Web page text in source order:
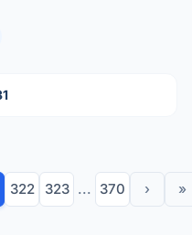
322 323 ... 370 › »